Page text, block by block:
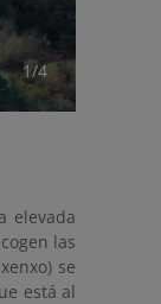
1/4
elevada
las
se
está al